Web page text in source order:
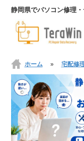
静岡県でパソコン修理
ホーム » 宅配修